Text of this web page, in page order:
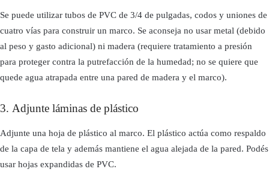
Se puede utilizar tubos de PVC de 3/4 de pulgadas, codos y uniones de
cuatro vías para construir un marco. Se aconseja no usar metal (debido
al peso y gasto adicional) ni madera (requiere tratamiento a presión
para proteger contra la putrefacción de la humedad; no se quiere que
quede agua atrapada entre una pared de madera y el marco).
3. Adjunte láminas de plástico
Adjunte una hoja de plástico al marco. El plástico actúa como respaldo
de la capa de tela y además mantiene el agua alejada de la pared. Podés
usar hojas expandidas de PVC.